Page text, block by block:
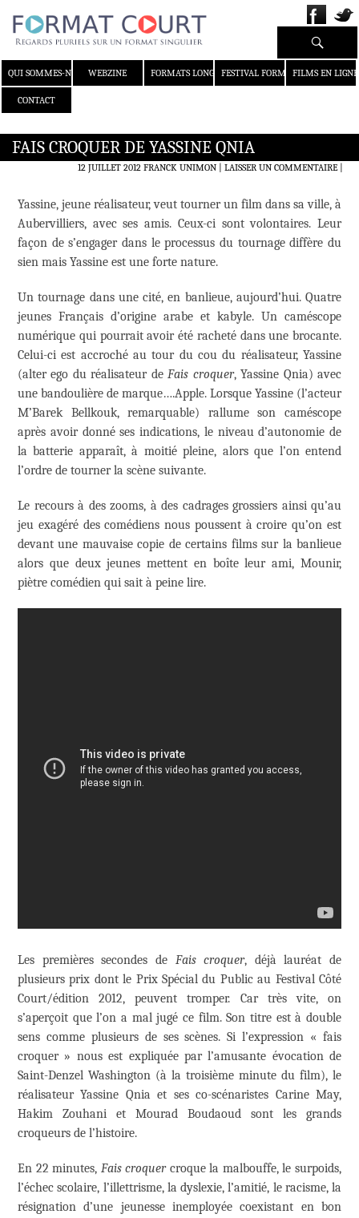
QUI SOMMES-NOUS ?WEBZINE FORMATS LONGS FESTIVAL FORMAT COURT
FILMS EN LIGNE
CONTACT
Recherche
FAIS CROQUER DE YASSINE QNIA
12 JUILLET 2012 FRANCK UNIMON LAISSER UN COMMENTAIRE|
Yassine, jeune réalisateur, veut tourner un film dans sa ville, à
Aubervilliers, avec ses amis. Ceux-ci sont volontaires. Leur
façon de s’engager dans le processus du tournage diffère du
sien mais Yassine est une forte nature.
Un tournage dans une cité, en banlieue, aujourd’hui. Quatre
jeunes Français d’origine arabe et kabyle. Un caméscope
numérique qui pourrait avoir été racheté dans une brocante.
Celui-ci est accroché au tour du cou du réalisateur, Yassine
(alter ego du réalisateur deFais croquer, Yassine Qnia) avec
une bandoulière de marque….Apple. Lorsque Yassine (l’acteur
M’Barek Bellkouk, remarquable) rallume son caméscope
après avoir donné ses indications, le niveau d’autonomie de
la batterie apparaît, à moitié pleine, alors que l’on entend
l’ordre de tourner la scène suivante.
Le recours à des zooms, à des cadrages grossiers ainsi qu’au
jeu exagéré des comédiens nous poussent à croire qu’on est
devant une mauvaise copie de certains films sur la banlieue
alors que deux jeunes mettent en boîte leur ami, Mounir,
piètre comédien qui sait à peine lire.
Les premières secondes de Fais croquer, déjà lauréat de
plusieurs prix dont le Prix Spécial du Public au Festival Côté
Court/édition 2012, peuvent tromper. Car très vite, on
s’aperçoit que l’on a mal jugé ce film. Son titre est à double
sens comme plusieurs de ses scènes. Si l’expression « fais
croquer » nous est expliquée par l’amusante évocation de
Saint-Denzel Washington (à la troisième minute du film), le
réalisateur Yassine Qnia et ses co-scénaristes Carine May,
Hakim Zouhani et Mourad Boudaoud sont les grands
croqueurs de l’histoire.
En 22 minutes, Fais croquercroque la malbouffe, le surpoids,
l’échec scolaire, l’illettrisme, la dyslexie, l’amitié, le racisme, la
résignation d’une jeunesse inemployée coexistant en bon